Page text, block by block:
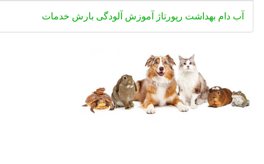
آب دام بهداشت رپورتاژ آموزش آلودگی بارش خدمات